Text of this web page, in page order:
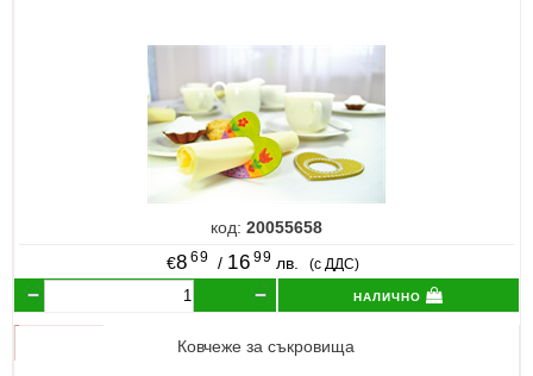
код: 20055658
€8 69 / 16 99 лв. (с ДДС)
налично
Ковчеже за съкровища